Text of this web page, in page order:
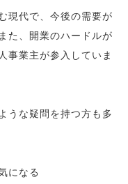
現代で、今後の需要が
た、開業のハードルが
事業主が参入していま
うな疑問を持つ方も多
になる